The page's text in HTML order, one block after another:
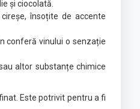
și ciocolată.
însoțite de accente
conferă vinului o senzație
altor substanțe chimice
Este potrivit pentru a fi